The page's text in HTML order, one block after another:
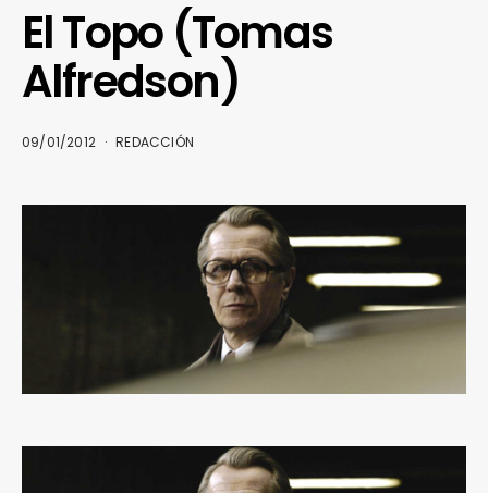
El Topo (Tomas
Alfredson)
09/01/2012 REDACCIÓN